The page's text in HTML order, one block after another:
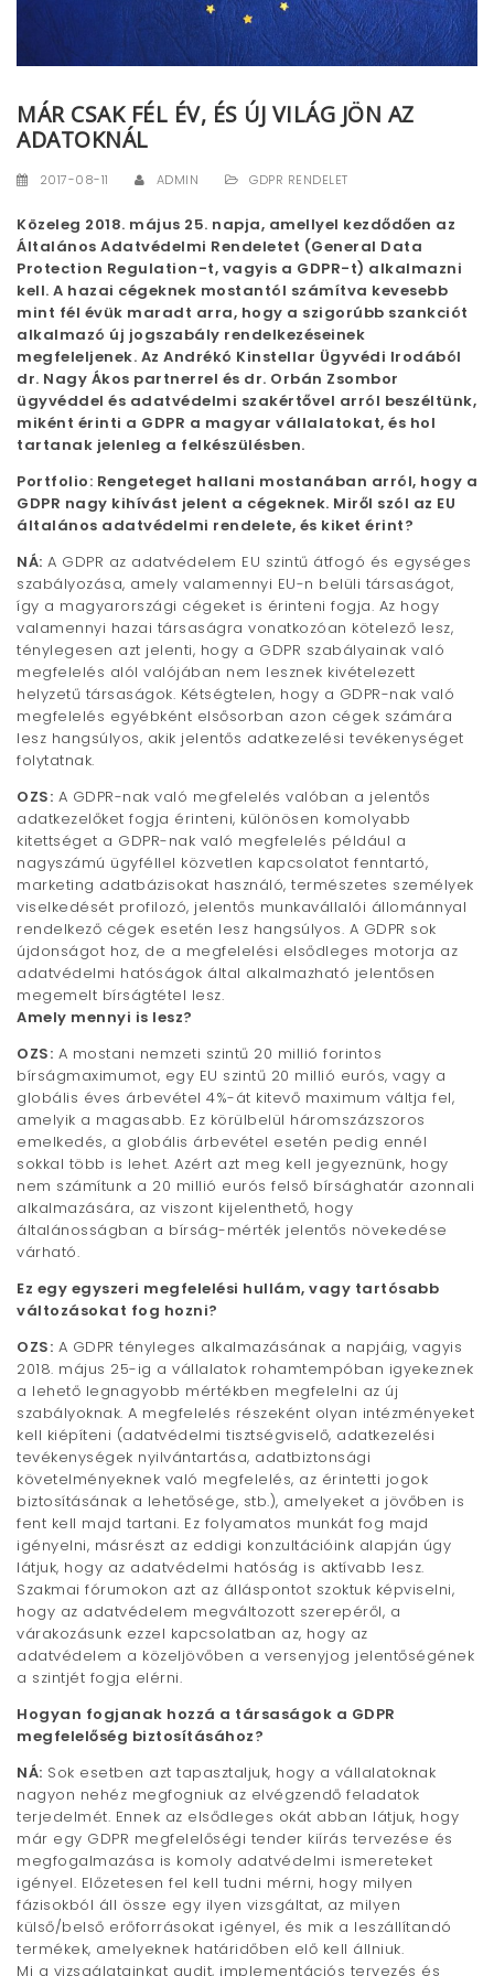
n
MÁR CSAK FÉL ÉV, ÉS ÚJ VILÁG JÖN AZ
ADATOKNÁL
2017-08-11 ADMIN GDPR RENDELET
Közeleg 2018. május 25. napja, amellyel kezdődően az
Általános Adatvédelmi Rendeletet (General Data
Protection Regulation-t, vagyis a GDPR-t) alkalmazni
kell. A hazai cégeknek mostantól számítva kevesebb
mint fél évük maradt arra, hogy a szigorúbb szankciót
alkalmazó új jogszabály rendelkezéseinek
megfeleljenek. Az Andrékó Kinstellar Ügyvédi Irodából
dr. Nagy Ákos partnerrel és dr. Orbán Zsombor
ügyvéddel és adatvédelmi szakértővel arról beszéltünk,
miként érinti a GDPR a magyar vállalatokat, és hol
tartanak jelenleg a felkészülésben.
Portfolio: Rengeteget hallani mostanában arról, hogy a
GDPR nagy kihívást jelent a cégeknek. Miről szól az EU
általános adatvédelmi rendelete, és kiket érint?
NÁ: A GDPR az adatvédelem EU szintű átfogó és egységes
szabályozása, amely valamennyi EU-n belüli társaságot,
így a magyarországi cégeket is érinteni fogja. Az hogy
valamennyi hazai társaságra vonatkozóan kötelező lesz,
ténylegesen azt jelenti, hogy a GDPR szabályainak való
megfelelés alól valójában nem lesznek kivételezett
helyzetű társaságok. Kétségtelen, hogy a GDPR-nak való
megfelelés egyébként elsősorban azon cégek számára
lesz hangsúlyos, akik jelentős adatkezelési tevékenységet
folytatnak.
OZS: A GDPR-nak való megfelelés valóban a jelentős
adatkezelőket fogja érinteni, különösen komolyabb
kitettséget a GDPR-nak való megfelelés például a
nagyszámú ügyféllel közvetlen kapcsolatot fenntartó,
marketing adatbázisokat használó, természetes személyek
viselkedését profilozó, jelentős munkavállalói állománnyal
rendelkező cégek esetén lesz hangsúlyos. A GDPR sok
újdonságot hoz, de a megfelelési elsődleges motorja az
adatvédelmi hatóságok által alkalmazható jelentősen
megemelt bírságtétel lesz.
Amely mennyi is lesz?
OZS: A mostani nemzeti szintű 20 millió forintos
bírságmaximumot, egy EU szintű 20 millió eurós, vagy a
globális éves árbevétel 4%-át kitevő maximum váltja fel,
amelyik a magasabb. Ez körülbelül háromszázszoros
emelkedés, a globális árbevétel esetén pedig ennél
sokkal több is lehet. Azért azt meg kell jegyeznünk, hogy
nem számítunk a 20 millió eurós felső bírsághatár azonnali
alkalmazására, az viszont kijelenthető, hogy
általánosságban a bírság-mérték jelentős növekedése
várható.
Ez egy egyszeri megfelelési hullám, vagy tartósabb
változásokat fog hozni?
OZS: A GDPR tényleges alkalmazásának a napjáig, vagyis
2018. május 25-ig a vállalatok rohamtempóban igyekeznek
a lehető legnagyobb mértékben megfelelni az új
szabályoknak. A megfelelés részeként olyan intézményeket
kell kiépíteni (adatvédelmi tisztségviselő, adatkezelési
tevékenységek nyilvántartása, adatbiztonsági
követelményeknek való megfelelés, az érintetti jogok
biztosításának a lehetősége, stb.), amelyeket a jövőben is
fent kell majd tartani. Ez folyamatos munkát fog majd
igényelni, másrészt az eddigi konzultációink alapján úgy
látjuk, hogy az adatvédelmi hatóság is aktívabb lesz.
Szakmai fórumokon azt az álláspontot szoktuk képviselni,
hogy az adatvédelem megváltozott szerepéről, a
várakozásunk ezzel kapcsolatban az, hogy az
adatvédelem a közeljövőben a versenyjog jelentőségének
a szintjét fogja elérni.
Hogyan fogjanak hozzá a társaságok a GDPR
megfelelőség biztosításához?
NÁ: Sok esetben azt tapasztaljuk, hogy a vállalatoknak
nagyon nehéz megfogniuk az elvégzendő feladatok
terjedelmét. Ennek az elsődleges okát abban látjuk, hogy
már egy GDPR megfelelőségi tender kiírás tervezése és
megfogalmazása is komoly adatvédelmi ismereteket
igényel. Előzetesen fel kell tudni mérni, hogy milyen
fázisokból áll össze egy ilyen vizsgáltat, az milyen
külső/belső erőforrásokat igényel, és mik a leszállítandó
termékek, amelyeknek határidőben elő kell állniuk.
Mi a vizsgálatainkat audit, implementációs tervezés és